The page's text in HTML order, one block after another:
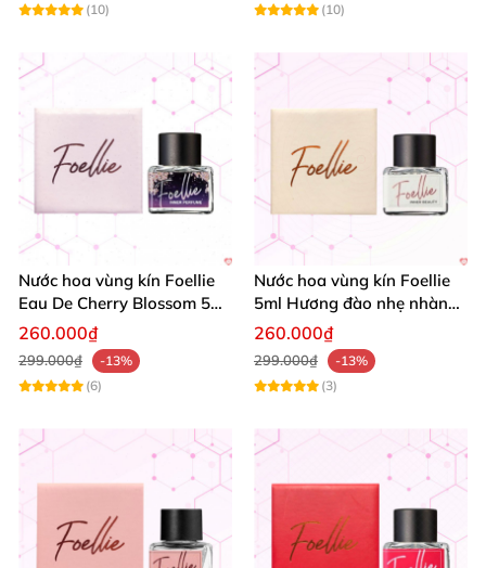
(10)
(10)
Nước hoa vùng kín Foellie
Eau De Cherry Blossom 5ml
thơm lâu
260.000₫
299.000₫
-13%
(6)
Nước hoa vùng kín Foellie
5ml Hương đào nhẹ nhàng
Tự tin quyến rũ
260.000₫
299.000₫
-13%
(3)